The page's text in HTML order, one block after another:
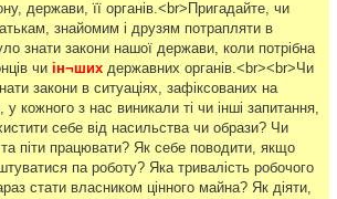
держави, її органів.<br>Пригадайте, чи
знайомим і друзям потрапляти в
знати закони нашої держави, коли потрібна
чи ін¬ших державних органів.<br><br>Чи
закони в ситуаціях, зафіксованих на
кожного з нас виникали ті чи інші запитання,
себе від насильства чи образи? Чи
піти працювати? Як себе поводити, якщо
па роботу? Яка тривалість робочого
стати власником цінного майна? Як діяти,